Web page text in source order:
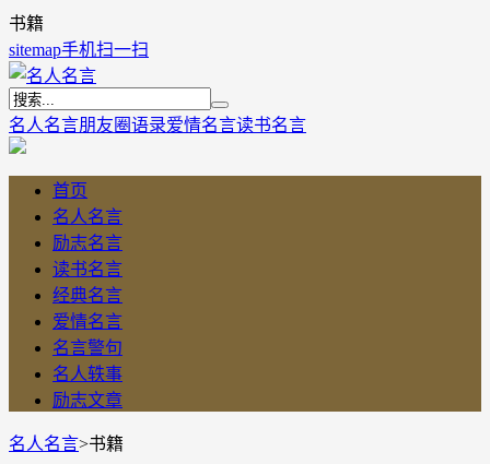
书籍
sitemap手机扫一扫
名人名言朋友圈语录爱情名言读书名言
首页
名人名言
励志名言
读书名言
经典名言
爱情名言
名言警句
名人轶事
励志文章
名人名言>书籍